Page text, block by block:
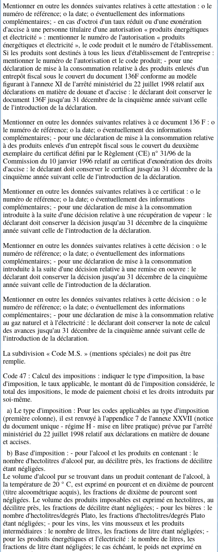
Mentionner en outre les données suivantes relatives à cette attestation : o le
numéro de référence; o la date; o éventuellement des informations
complémentaires; - en cas d'octroi d'un taux réduit ou d'une exonération
d'accise à une personne titulaire d'une autorisation « produits énergétiques
et électricité » : mentionner le numéro de l'autorisation « produits
énergétiques et électricité », le code produit et le numéro de l'établissement.
Si les produits sont destinés à tous les lieux d'établissement de l'entreprise :
mentionner le numéro de l'autorisation et le code produit; - pour une
déclaration de mise à la consommation relative à des produits enlevés d'un
entrepôt fiscal sous le couvert du document 136F conforme au modèle
figurant à l'annexe XI de l'arrêté ministériel du 22 juillet 1998 relatif aux
déclarations en matière de douane et d'accise : le déclarant doit conserver le
document 136F jusqu'au 31 décembre de la cinquième année suivant celle
de l'introduction de la déclaration.
Mentionner en outre les données suivantes relatives à ce document 136 F : o
le numéro de référence; o la date; o éventuellement des informations
complémentaires; - pour une déclaration de mise à la consommation relative
à des produits enlevés d'un entrepôt fiscal sous le couvert du deuxième
exemplaire du certificat défini par le Règlement (CE) n° 31/96 de la
Commission du 10 janvier 1996 relatif au certificat d'exonération des droits
d'accise : le déclarant doit conserver le certificat jusqu'au 31 décembre de la
cinquième année suivant celle de l'introduction de la déclaration.
Mentionner en outre les données suivantes relatives à ce certificat : o le
numéro de référence; o la date; o éventuellement des informations
complémentaires; - pour une déclaration de mise à la consommation
introduite à la suite d'une décision relative à une récupération de vapeur : le
déclarant doit conserver la décision jusqu'au 31 décembre de la cinquième
année suivant celle de l'introduction de la déclaration.
Mentionner en outre les données suivantes relatives à cette décision : o le
numéro de référence; o la date; o éventuellement des informations
complémentaires; - pour une déclaration de mise à la consommation
introduite à la suite d'une décision relative à une remise en oeuvre : le
déclarant doit conserver la décision jusqu'au 31 décembre de la cinquième
année suivant celle de l'introduction de la déclaration.
Mentionner en outre les données suivantes relatives à cette décision : o le
numéro de référence; o la date; o éventuellement des informations
complémentaires; - pour une déclaration de mise à la consommation relative
au gaz naturel et à l'électricité : le déclarant doit conserver la note de calcul
des avances jusqu'au 31 décembre de la cinquième année suivant celle de
l'introduction de la déclaration.
La subdivision « Code M.S. » (mentions spéciales) ne doit pas être
remplie.
Code 47 : Calcul des impositions : indiquer le type d'imposition, la base
d'imposition, le taux applicable, le montant dû de l'imposition considérée, le
total des impositions, le mode de paiement choisi et les droits introduits par
soi-même.
a) Le type d'imposition : Pour les codes applicables au type d'imposition
(première colonne), il est renvoyé à l'appendice 7 de l'annexe XXVII (notice
du document unique - régime H - mise en libre pratique) prévue par l'arrêté
ministériel du 22 juillet 1998 relatif aux déclarations en matière de douane
et accises.
b) Base d'imposition : - pour l'alcool et les produits en contenant : le
nombre d'hectolitres d'alcool pur, au décilitre près, les fractions de décilitre
étant négligées.
Le volume d'alcool pur se trouvant dans un produit contenant de l'alcool, à
la température de 20 ° C, est exprimé en pourcent et en dixième de pourcent
(titre alcoométrique acquis), les fractions de dixième de pourcent sont
négligées. Le volume des produits imposables est exprimé en hectolitres, au
décilitre près, les fractions de décilitre étant négligées; - pour les bières : le
nombre d'hectolitres/degrés Plato, les fractions d'hectolitres/degrés Plato
étant négligées; - pour les vins, les vins mousseux et les produits
intermédiaires : le nombre de litres, les fractions de litre étant négligées; -
pour les produits énergétiques et l'électricité : le nombre de litres, les
fractions de litre étant négligées; le cas échéant, le poids net exprimé en